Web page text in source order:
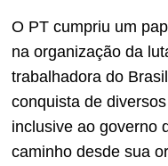
O PT cumpriu um
na organização da
trabalhadora do
conquista de
inclusive ao governo
caminho desde sua